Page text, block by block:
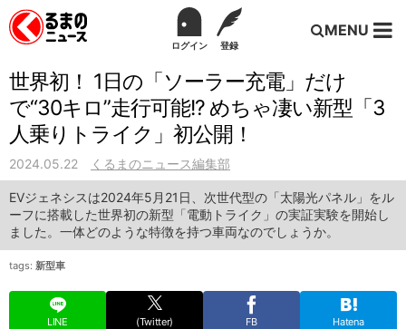
ログイン 登録
MENU
世界初！ 1日の「ソーラー充電」だけ
で“30キロ”走行可能!? めちゃ凄い新型「3
人乗りトライク」初公開！
2024.05.22 くるまのニュース編集部
EVジェネシスは2024年5月21日、次世代型の「太陽光パネル」をル
ーフに搭載した世界初の新型「電動トライク」の実証実験を開始し
ました。一体どのような特徴を持つ車両なのでしょうか。
tags: 新型車
LINE (Twitter) FB Hatena